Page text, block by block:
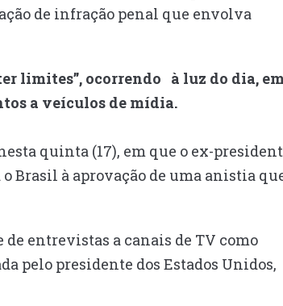
de infração penal que envolva
limites”, ocorrendo à luz do dia,
a veículos de mídia.
quinta (17), em que o ex-
Brasil à aprovação de uma anistia
entrevistas a canais de TV como
pelo presidente dos Estados Unidos,